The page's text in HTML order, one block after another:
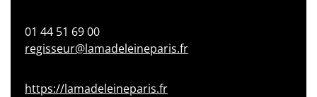
01 44 51 69 00
regisseur@lamadeleineparis.fr
https://lamadeleineparis.fr